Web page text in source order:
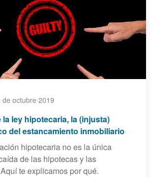
de octubre 2019
la ley hipotecaria, la (injusta)
del estancamiento inmobiliario
hipotecaria no es la única
de las hipotecas y las
te explicamos por qué.